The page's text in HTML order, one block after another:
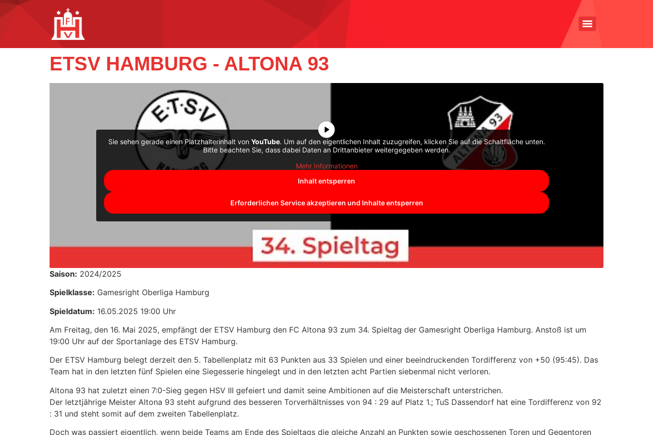
ETSV HAMBURG - ALTONA 93
Sie sehen gerade einen Platzhalterinhalt von YouTube. Um auf den eigentlichen Inhalt zuzugreifen, klicken Sie auf die Schaltfläche unten.
Bitte beachten Sie, dass dabei Daten an Drittanbieter weitergegeben werden.
Mehr Informationen
Inhalt entsperren
Erforderlichen Service akzeptieren und Inhalte entsperren
Saison: 2024/2025
Spielklasse: Gamesright Oberliga Hamburg
Spieldatum: 16.05.2025 19:00 Uhr
Am Freitag, den 16. Mai 2025, empfängt der ETSV Hamburg den FC Altona 93 zum 34. Spieltag der Gamesright Oberliga Hamburg. Anstoß ist um
19:00 Uhr auf der Sportanlage des ETSV Hamburg.
Der ETSV Hamburg belegt derzeit den 5. Tabellenplatz mit 63 Punkten aus 33 Spielen und einer beeindruckenden Tordifferenz von +50 (95:45). Das
Team hat in den letzten fünf Spielen eine Siegesserie hingelegt und in den letzten acht Partien siebenmal nicht verloren.
Altona 93 hat zuletzt einen 7:0-Sieg gegen HSV III gefeiert und damit seine Ambitionen auf die Meisterschaft unterstrichen.
Der letztjährige Meister Altona 93 steht aufgrund des besseren Torverhältnisses von 94 : 29 auf Platz 1.; TuS Dassendorf hat eine Tordifferenz von 92
: 31 und steht somit auf dem zweiten Tabellenplatz.
Doch was passiert eigentlich, wenn beide Teams am Ende des Spieltags die gleiche Anzahl an Punkten sowie geschossenen Toren und Gegentoren